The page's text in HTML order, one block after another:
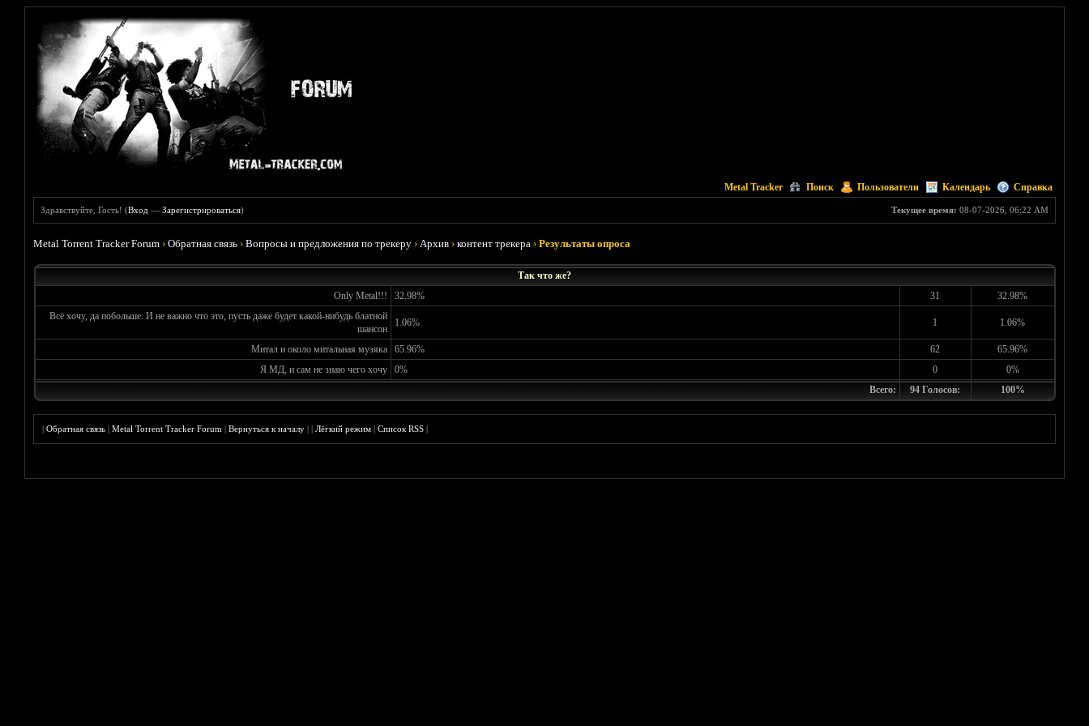
Metal Tracker Поиск Пользователи Календарь Справка
Текущее время: 08-07-2026, 06:22 AM
Здравствуйте, Гость! (Вход —Зарегистрироваться)
Metal Torrent Tracker Forum ›Обратная связь ›Вопросы и предложения по трекеру ›Архив ›контент трекера ›Результаты опроса
Так что же?
Only Metal!!!
32.98% 31
32.98%
Всё хочу, да побольше. И не важно что это, пусть даже будет какой-нибудь блатной
шансон
1.06% 1 1.06%
Митал и около митальная музяка 65.96% 62
65.96%
Я МД, и сам не знаю чего хочу
0% 0
0%
Всего:
94 Голосов: 100%
|Обратная связь |Metal Torrent Tracker Forum |Вернуться к началу ||Лёгкий режим |Список RSS |